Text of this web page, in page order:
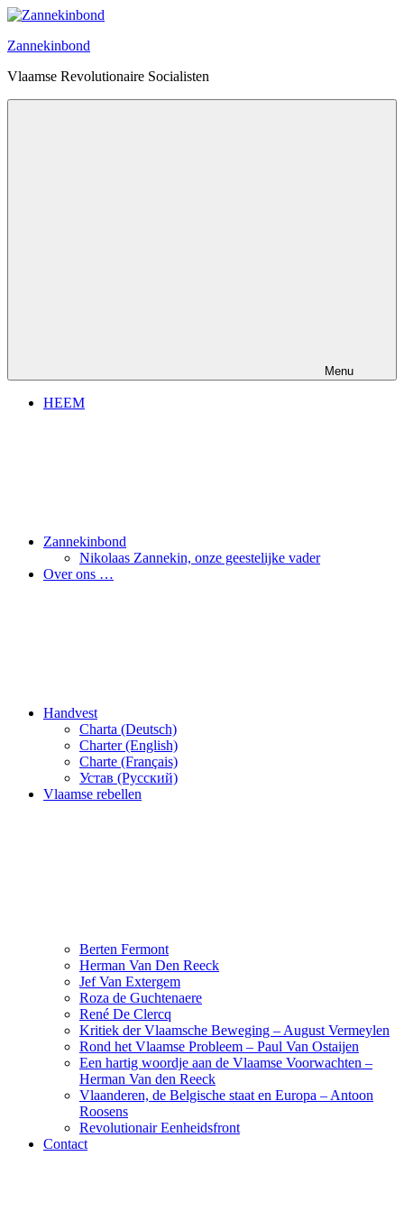
Ga
de
Zannekinbond
Vlaamse Revolutionaire Socialisten
Menu
HEEM
Zannekinbond
Nikolaas Zannekin, onze geestelijke vader
Over ons …
Handvest
Charta (Deutsch)
Charter (English)
Charte (Français)
Устав (Pусский)
Vlaamse rebellen
Berten Fermont
Herman Van Den Reeck
Jef Van Extergem
Roza de Guchtenaere
René De Clercq
Kritiek der Vlaamsche Beweging – August Vermeylen
Rond het Vlaamse Probleem – Paul Van Ostaijen
Een hartig woordje aan de Vlaamse Voorwachten –
Herman Van den Reeck
Vlaanderen, de Belgische staat en Europa – Antoon
Roosens
Revolutionair Eenheidsfront
Contact